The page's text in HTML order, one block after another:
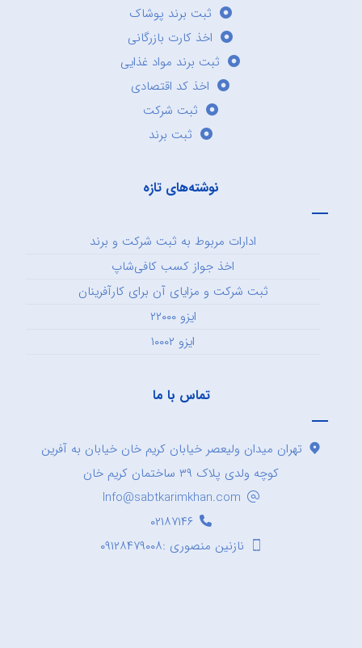
ثبت برند پوشاک
اخذ کارت بازرگانی
ثبت برند مواد غذایی
اخذ کد اقتصادی
ثبت شرکت
ثبت برند
نوشته‌های تازه
ادارات مربوط به ثبت شرکت و برند
اخذ جواز کسب کافی‌شاپ
ثبت شرکت و مزایای آن برای کارآفرینان
ایزو ۲۲۰۰۰
ایزو ۱۰۰۰۲
تماس با ما
تهران میدان ولیعصر خیابان کریم خان خیابان به آفرین
کوچه ولدی پلاک ۳۹ ساختمان کریم خان
Info@sabtkarimkhan.com
۰۲۱۸۷۱۴۶
نازنین منصوری :۰۹۱۲۸۴۷۹۰۰۸